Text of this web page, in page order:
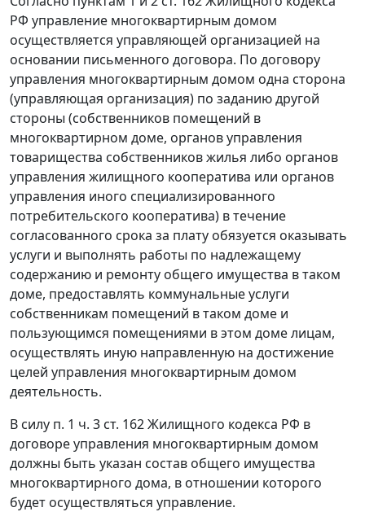
РФ управление многоквартирным домом
осуществляется управляющей организацией на
основании письменного договора. По договору
управления многоквартирным домом одна сторона
(управляющая организация) по заданию другой
стороны (собственников помещений в
многоквартирном доме, органов управления
товарищества собственников жилья либо органов
управления жилищного кооператива или органов
управления иного специализированного
потребительского кооператива) в течение
согласованного срока за плату обязуется оказывать
услуги и выполнять работы по надлежащему
содержанию и ремонту общего имущества в таком
доме, предоставлять коммунальные услуги
собственникам помещений в таком доме и
пользующимся помещениями в этом доме лицам,
осуществлять иную направленную на достижение
целей управления многоквартирным домом
деятельность.
В силу п. 1 ч. 3 ст. 162Жилищного кодекса РФ в
договоре управления многоквартирным домом
должны быть указан состав общего имущества
многоквартирного дома, в отношении которого
будет осуществляться управление.